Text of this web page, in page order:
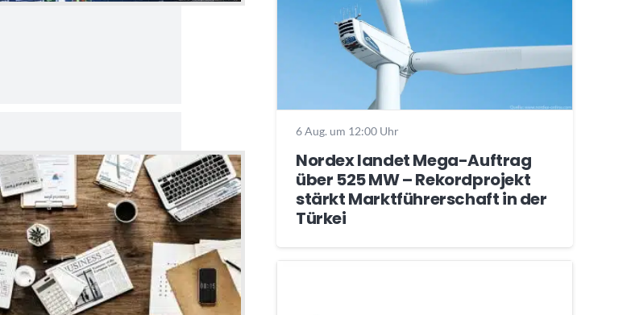
6 Aug. um 12:00 Uhr
Nordex landet Mega-Auftrag
über 525 MW – Rekordprojekt
stärkt Marktführerschaft in der
Türkei